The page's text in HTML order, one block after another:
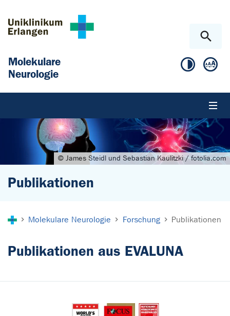
Molekulare
Neurologie
© James Steidl und Sebastian Kaulitzki / fotolia.com
Publikationen
Molekulare Neurologie Forschung Publikationen
Publikationen aus EVALUNA